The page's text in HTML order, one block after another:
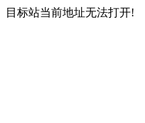
目标站当前地址无法打开!